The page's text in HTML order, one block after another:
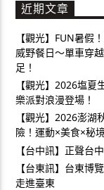
近期文章
【觀光】FUN暑假
威野餐日～單車穿
足！
【觀光】2026塩
樂派對浪漫登場！
【觀光】2026澎
險！運動×美食×秘
【台中訊】正聲台
【台東訊】台東博
走進臺東